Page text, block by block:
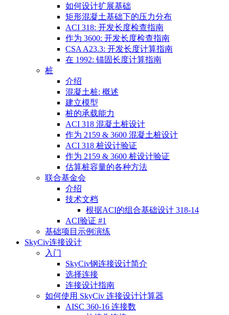
如何设计扩展基础
矩形混凝土基础下的压力分布
ACI 318: 开发长度检查指南
作为 3600: 开发长度检查指南
CSA A23.3: 开发长度计算指南
在 1992: 锚固长度计算指南
桩
介绍
混凝土桩: 概述
建立模型
桩的承载能力
ACI 318 混凝土桩设计
作为 2159 & 3600 混凝土桩设计
ACI 318 桩设计验证
作为 2159 & 3600 桩设计验证
估算桩容量的各种方法
联合基金会
介绍
技术文档
根据ACI的组合基础设计 318-14
ACI验证 #1
基础项目示例演练
SkyCiv连接设计
入门
SkyCiv钢连接设计简介
选择连接
连接设计指南
如何使用 SkyCiv 连接设计计算器
AISC 360-16 连接数